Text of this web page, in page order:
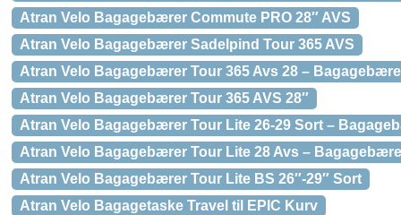
Atran Velo Bagagebærer Commute PRO 28″ AVS
Atran Velo Bagagebærer Sadelpind Tour 365 AVS
Atran Velo Bagagebærer Tour 365 Avs 28 –
Atran Velo Bagagebærer Tour 365 AVS 28″
Atran Velo Bagagebærer Tour Lite 26-29 Sort –
Atran Velo Bagagebærer Tour Lite 28 Avs –
Atran Velo Bagagebærer Tour Lite BS 26″-29″ Sort
Atran Velo Bagagetaske Travel til EPIC Kurv